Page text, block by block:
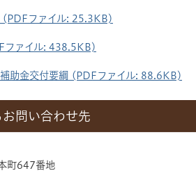
(PDFファイル: 25.3KB)
ファイル: 438.5KB)
助金交付要綱 (PDFファイル: 88.6KB)
問い合わせ先
町647番地